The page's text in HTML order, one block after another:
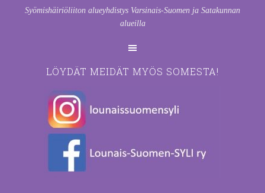
Syömishäiriöliiton alueyhdistys Varsinais-Suomen ja Satakunnan
alueilla
LÖYDÄT MEIDÄT MYÖS SOMESTA!